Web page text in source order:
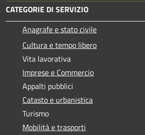
CATEGORIE DI SERVIZIO
Anagrafe e stato civile
Cultura e tempo libero
Vita lavorativa
Imprese e Commercio
Appalti pubblici
Catasto e urbanistica
Turismo
Mobilità e trasporti